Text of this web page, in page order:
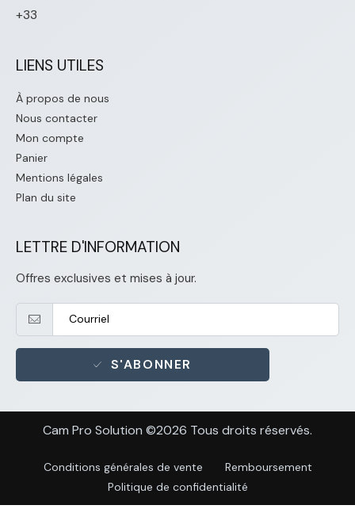
+33
LIENS UTILES
À propos de nous
Nous contacter
Mon compte
Panier
Mentions légales
Plan du site
LETTRE D'INFORMATION
Offres exclusives et mises à jour.
S'ABONNER
Cam Pro Solution ©2026 Tous droits réservés.
Conditions générales de vente
Remboursement
Politique de confidentialité